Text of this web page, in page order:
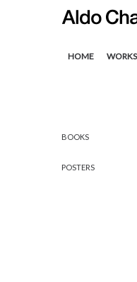
HOME WORKS
BOOKS
POSTERS